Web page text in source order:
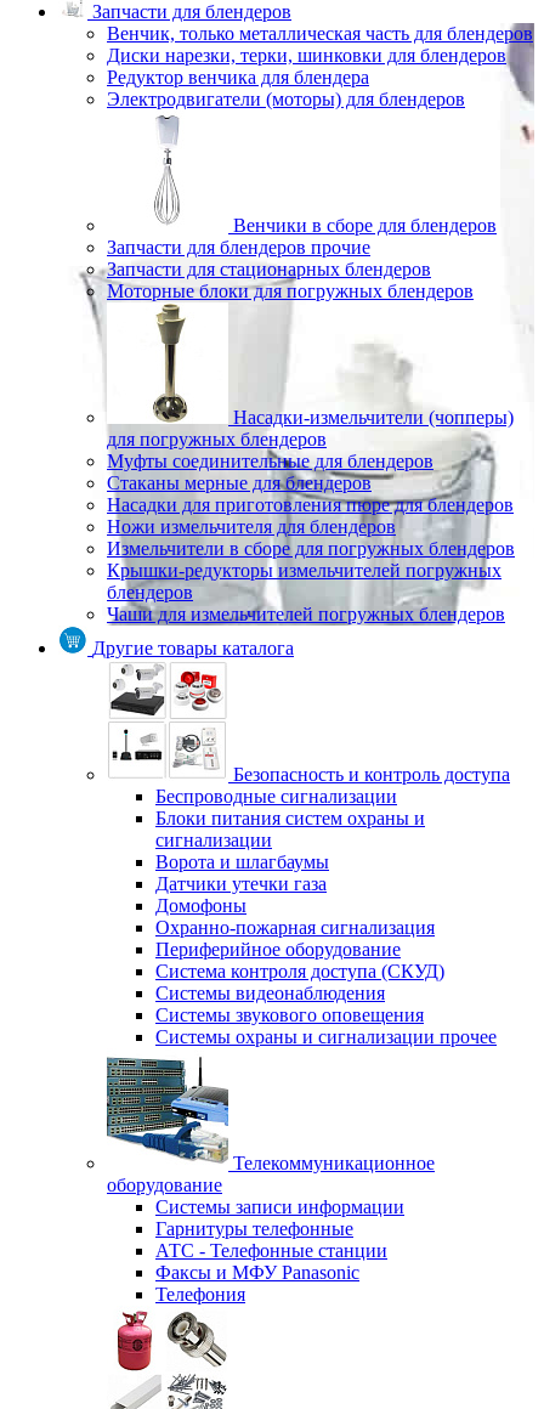
Запчасти для блендеров
Венчик, только металлическая часть для блендеров
Диски нарезки, терки, шинковки для блендеров
Редуктор венчика для блендера
Электродвигатели (моторы) для блендеров
Венчики в сборе для блендеров
Запчасти для блендеров прочие
Запчасти для стационарных блендеров
Моторные блоки для погружных блендеров
Насадки-измельчители (чопперы)
для погружных блендеров
Муфты соединительные для блендеров
Стаканы мерные для блендеров
Насадки для приготовления пюре для блендеров
Ножи измельчителя для блендеров
Измельчители в сборе для погружных блендеров
Крышки-редукторы измельчителей погружных
блендеров
Чаши для измельчителей погружных блендеров
Другие товары каталога
Безопасность и контроль доступа
Беспроводные сигнализации
Блоки питания систем охраны и
сигнализации
Ворота и шлагбаумы
Датчики утечки газа
Домофоны
Охранно-пожарная сигнализация
Периферийное оборудование
Система контроля доступа (СКУД)
Системы видеонаблюдения
Системы звукового оповещения
Системы охраны и сигнализации прочее
Телекоммуникационное
оборудование
Системы записи информации
Гарнитуры телефонные
АТС - Телефонные станции
Факсы и МФУ Panasonic
Телефония